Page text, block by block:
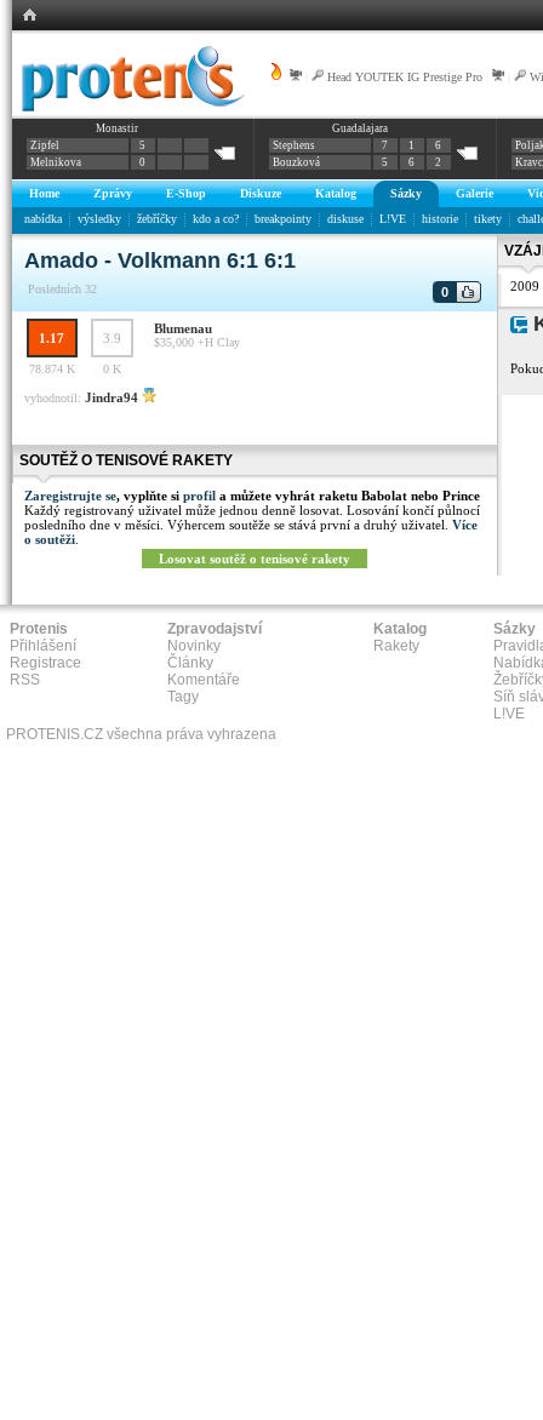
Head YOUTEK IG Prestige Pro
Monastir
Zipfel
5
Melnikova
0
Guadalajara
Stephens
7 1
6
Bouzková
5 6 2
Home Zprávy E-Shop Diskuze Katalog Sázky Galerie
nabídka
výsledky žebříčky kdo a co? breakpointy diskuse L!VE historie tikety
Amado - Volkmann 6:1 6:1
Posledních 32 0
1.17 3.9
Blumenau
$35,000 +H Clay
78.874 K
0 K
vyhodnotil: Jindra94
SOUTĚŽ O TENISOVÉ RAKETY
Zaregistrujte se, vyplňte si profil a můžete vyhrát raketu Babolat nebo Prince
Každý registrovaný uživatel může jednou denně losovat. Losování končí půlnocí
posledního dne v měsíci. Výhercem soutěže se stává první a druhý uživatel. Více
o soutěži
Losovat soutěž o tenisové rakety
2009
Protenis
Přihlášení
Registrace
RSS
Zpravodajství
Novinky
Články
Komentáře
Tagy
Katalog
Rakety
Sázky
Síň
L!VE
PROTENIS.CZ všechna práva vyhrazena